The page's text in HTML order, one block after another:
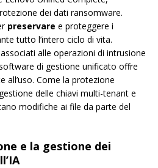
dei dati ransomware.
preservare e proteggere i
tutto l’intero ciclo di vita.
alle operazioni di intrusione
di gestione unificato offre
all’uso. Come la protezione
delle chiavi multi-tenant e
modifiche ai file da parte del
e la gestione dei